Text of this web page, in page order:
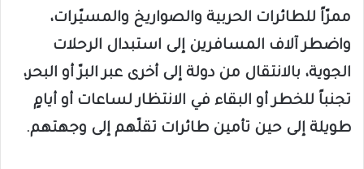
ممرّاً للطائرات الحربية والصواريخ والمسيّرات،
واضطر آلاف المسافرين إلى استبدال الرحلات
الجوية، بالانتقال من دولة إلى أخرى عبر البرّ أو البحر،
تجنباً للخطر أو البقاء في الانتظار لساعات أو أيامٍ
طويلة إلى حين تأمين طائرات تقلّهم إلى وجهتهم.